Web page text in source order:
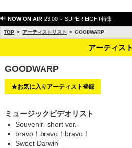
NOW ON AIR 23:00～ SUPER EIGHT特集
TOP アーティストリスト GOODWARP
アーティスト
GOODWARP
★お気に入りアーティスト登録
ミュージックビデオリスト
Souvenir -short ver.-
bravo！bravo！bravo！
Sweet Darwin